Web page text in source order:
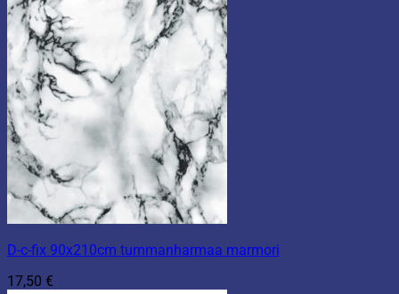
D-c-fix 90x210cm tummanharmaa marmori
17,50 €